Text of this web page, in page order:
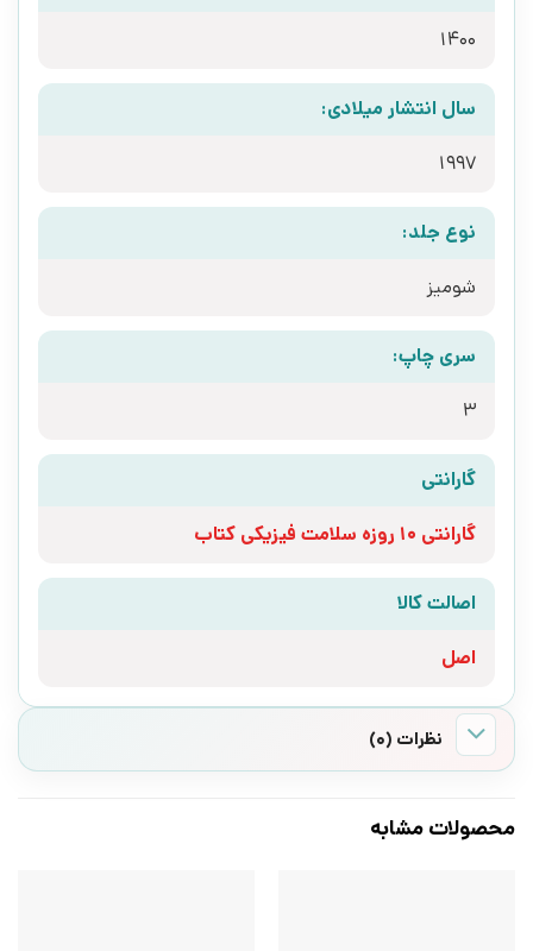
1400
سال انتشار میلادی:
1997
نوع جلد:
شومیز
سری چاپ:
3
گارانتی
گارانتی 10 روزه سلامت فیزیکی کتاب
اصالت کالا
اصل
نظرات (0)
محصولات مشابه